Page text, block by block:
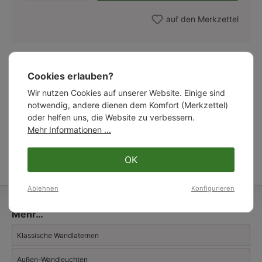
auf den Merkzettel
Über den Hersteller
* Bitte beachten Sie: Aufgrund der vierwöchigen
Betriebsferien des Herstellers im August kann es zu einer
entsprechenden Verlängerung der Produktions- und Lieferzeit
kommen.
Auraluce, unser vielseitiger Hersteller aus Norditalien, bietet ein
umfangreiches Sortiment klassischer und historisch inspirierter
Außenleuchten. Das Programm reicht von Schirmleuchten im
Kugelleuchten und flache Wandleuchten bis hin zu modernen
Die italienischen Außenleuchten werden im Aluminium-
anschließend chromatiert sowie hochwertig lackiert. Jedes
Aluminiumbauteil durchläuft spezielle
Weiterlesen
Mehr…
Klassische Wandlaternen
Außen-Wandleuchten
Cookies erlauben?
Wir nutzen Cookies auf unserer Website. Einige sind
notwendig, andere dienen dem Komfort (Merkzettel)
oder helfen uns, die Website zu verbessern.
Mehr Informationen ...
OK
Ablehnen Konfigurieren